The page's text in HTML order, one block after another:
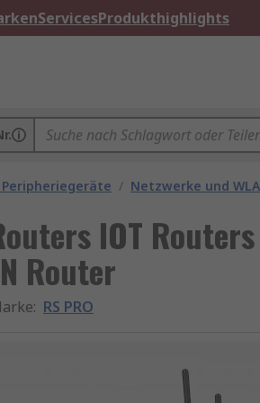
ServicesProdukthighlights
/ Netzwerke und
IOT
Router
: RS PRO